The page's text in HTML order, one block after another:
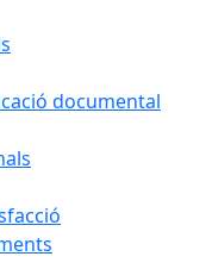
documental